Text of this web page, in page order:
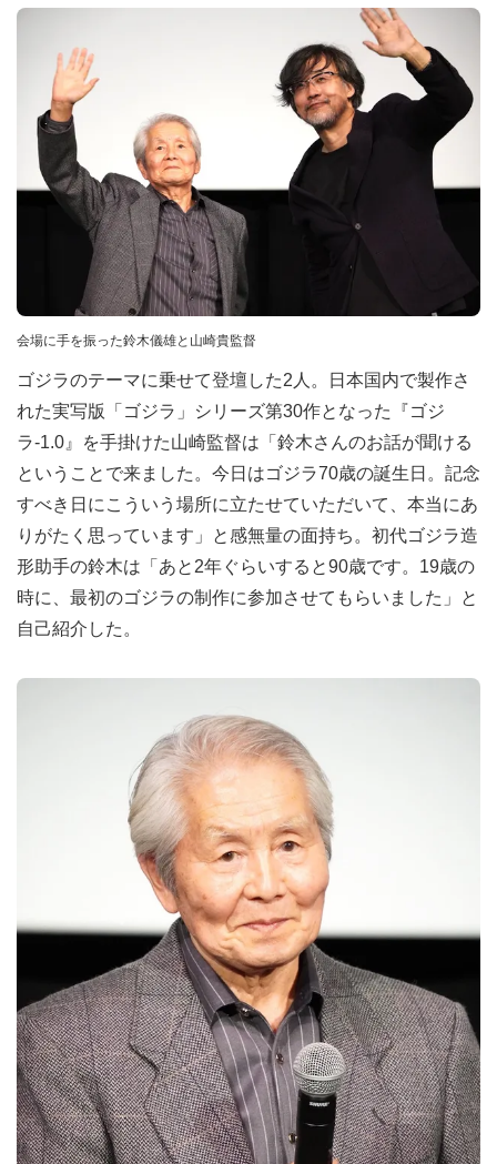
会場に手を振った鈴木儀雄と山崎貴監督
ゴジラのテーマに乗せて登壇した2人。日本国内で製作さ
れた実写版「ゴジラ」シリーズ第30作となった『ゴジ
ラ-1.0』を手掛けた山崎監督は「鈴木さんのお話が聞ける
ということで来ました。今日はゴジラ70歳の誕生日。記念
すべき日にこういう場所に立たせていただいて、本当にあ
りがたく思っています」と感無量の面持ち。初代ゴジラ造
形助手の鈴木は「あと2年ぐらいすると90歳です。19歳の
時に、最初のゴジラの制作に参加させてもらいました」と
自己紹介した。